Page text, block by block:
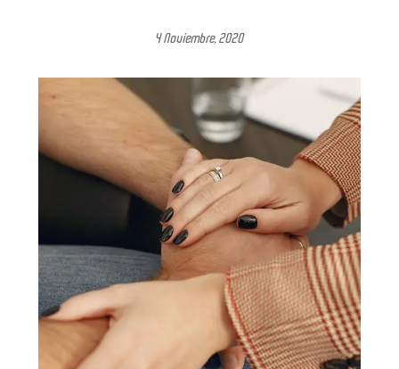
4 Noviembre, 2020